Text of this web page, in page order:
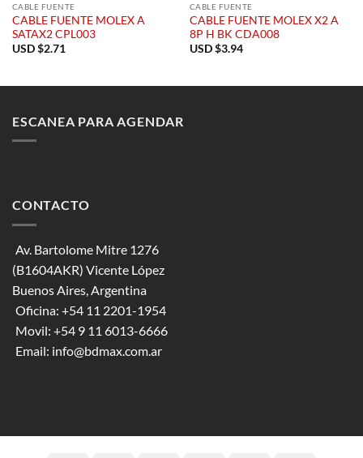
CABLE FUENTE
CABLE FUENTE MOLEX A
SATAX2 CPL003
USD $2.71
CABLE FUENTE
CABLE FUENTE MOLEX X2 A
8P H BK CDA008
USD $3.94
ESCANEA PARA AGENDAR
CONTACTO
Av. Bartolome Mitre 1276
(B1604AKR) Vicente López
Buenos Aires, Argentina
Oficina: +54 11 2201-1954
Movil: +54 9 11 6013-6666
Email: info@bdmax.com.ar